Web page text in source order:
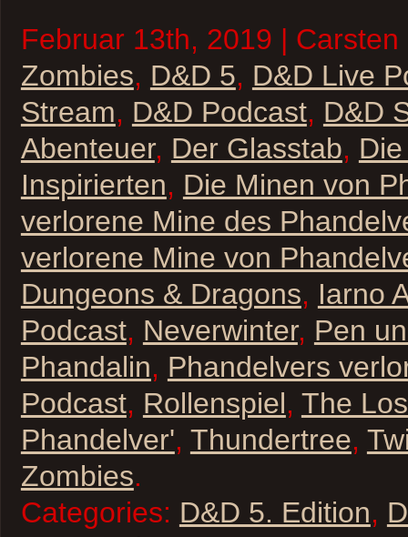
Februar 13th, 2019 |
Zombies, D&D 5, D&D Live
Stream, D&D Podcast, D&D
Abenteuer, Der Glasstab,
Inspirierten, Die Minen von
verlorene Mine des
verlorene Mine von
Dungeons & Dragons, Iarno
Podcast, Neverwinter, Pen
Phandalin, Phandelvers
Podcast, Rollenspiel, The
Phandelver', Thundertree,
Zombies.
Categories: D&D 5. Edition,